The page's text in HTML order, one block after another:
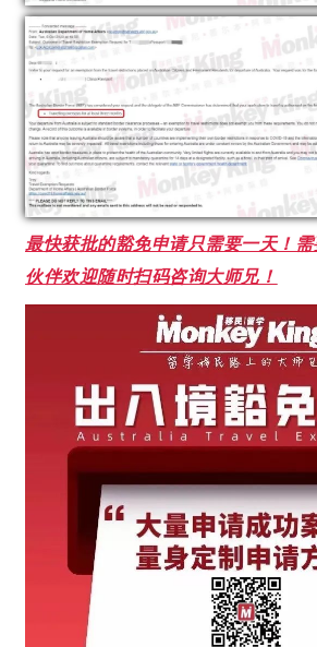
最快获批的豁免申请只需要一天！
伙伴欢迎随时扫码咨询大师兄！